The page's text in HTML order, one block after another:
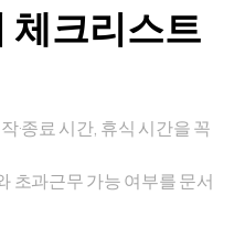
체크리스트
·종료 시간, 휴식 시간을 꼭
초과근무 가능 여부를 문서